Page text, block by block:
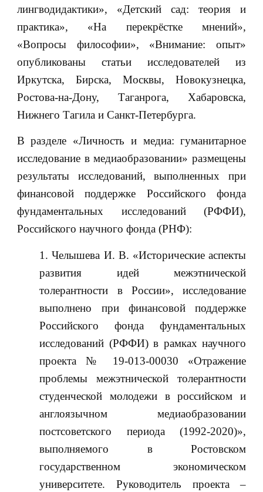
лингводидактики», «Детский сад: теория и
практика», «На перекрёстке мнений»,
«Вопросы философии», «Внимание: опыт»
опубликованы статьи исследователей из
Иркутска, Бирска, Москвы, Новокузнецка,
Ростова-на-Дону, Таганрога, Хабаровска,
Нижнего Тагила и Санкт-Петербурга.
В разделе «Личность и медиа: гуманитарное
исследование в медиаобразовании» размещены
результаты исследований, выполненных при
финансовой поддержке Российского фонда
фундаментальных исследований (РФФИ),
Российского научного фонда (РНФ):
Челышева И. В. «Исторические аспекты
развития идей межэтнической
толерантности в России», исследование
выполнено при финансовой поддержке
Российского фонда фундаментальных
исследований (РФФИ) в рамках научного
проекта № 19-013-00030 «Отражение
проблемы межэтнической толерантности
студенческой молодежи в российском и
англоязычном медиаобразовании
постсоветского периода (1992-2020)»,
выполняемого в Ростовском
государственном экономическом
университете. Руководитель проекта –